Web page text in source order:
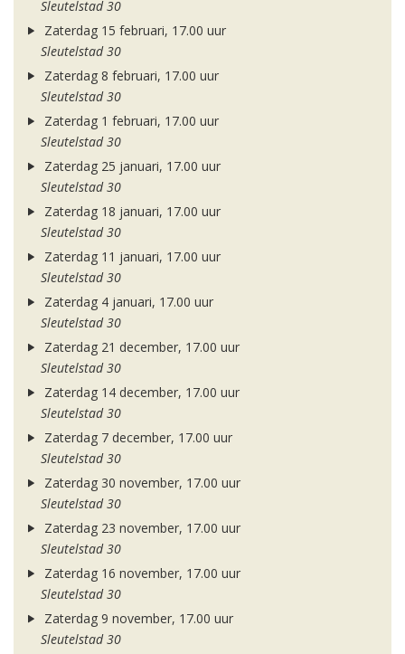
Sleutelstad 30
Zaterdag 15 februari, 17.00 uur
Sleutelstad 30
Zaterdag 8 februari, 17.00 uur
Sleutelstad 30
Zaterdag 1 februari, 17.00 uur
Sleutelstad 30
Zaterdag 25 januari, 17.00 uur
Sleutelstad 30
Zaterdag 18 januari, 17.00 uur
Sleutelstad 30
Zaterdag 11 januari, 17.00 uur
Sleutelstad 30
Zaterdag 4 januari, 17.00 uur
Sleutelstad 30
Zaterdag 21 december, 17.00 uur
Sleutelstad 30
Zaterdag 14 december, 17.00 uur
Sleutelstad 30
Zaterdag 7 december, 17.00 uur
Sleutelstad 30
Zaterdag 30 november, 17.00 uur
Sleutelstad 30
Zaterdag 23 november, 17.00 uur
Sleutelstad 30
Zaterdag 16 november, 17.00 uur
Sleutelstad 30
Zaterdag 9 november, 17.00 uur
Sleutelstad 30